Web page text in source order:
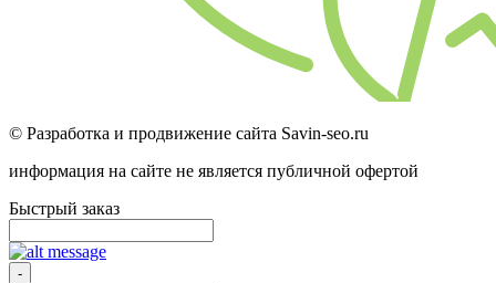
© Разработка и продвижение сайта Savin-seo.ru
информация на сайте не является публичной офертой
Быстрый заказ
-